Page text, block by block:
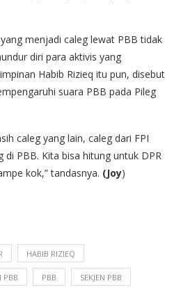
menjadi caleg lewat PBB tidak
diri para aktivis yang
Habib Rizieq itu pun, disebut
suara PBB pada Pileg
caleg yang lain, caleg dari FPI
di PBB. Kita bisa hitung untuk DPR
kok,” tandasnya. (Joy)
HABIB RIZIEQ
PBB PBB SEKJEN PBB